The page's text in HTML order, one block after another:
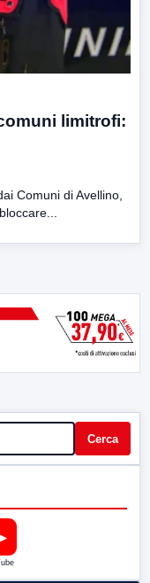
limitrofi:
Comuni di Avellino,
Cerca